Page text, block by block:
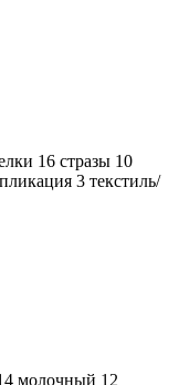
16 стразы 10
3 текстиль/
молочный 12